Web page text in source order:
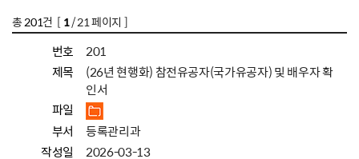
총 201건 [ 1/ 21 페이지 ]
번호
201
제목
(26년 현행화) 참전유공자(국가유공자) 및 배우자 확
인서
파일
부서
등록관리과
작성일
2026-03-13